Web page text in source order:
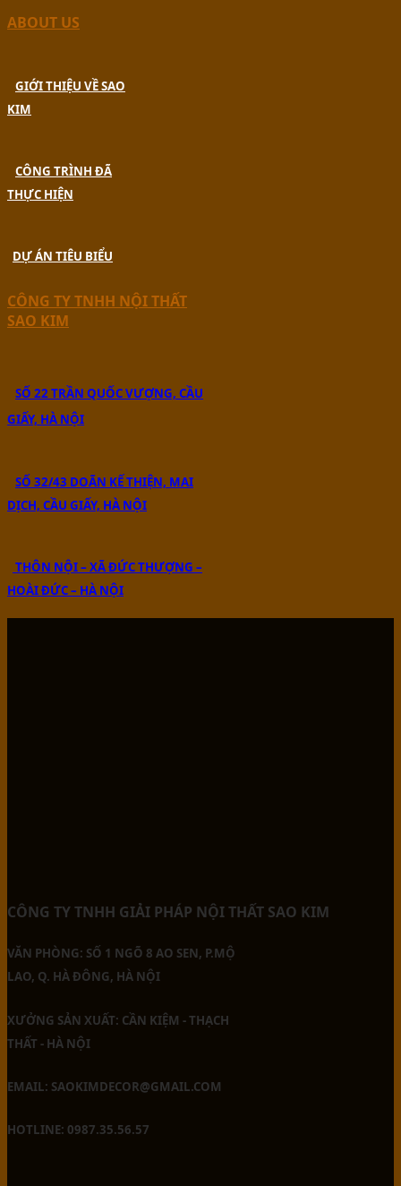
ABOUT US
GIỚI THIỆU VỀ SAO
KIM
CÔNG TRÌNH ĐÃ
THỰC HIỆN
DỰ ÁN TIÊU BIỂU
CÔNG TY TNHH NỘI THẤT
SAO KIM
SỐ 22 TRẦN QUỐC VƯỢNG, CẦU
GIẤY, HÀ NỘI
SỐ 32/43 DOÃN KẾ THIỆN, MAI
DỊCH, CẦU GIẤY, HÀ NỘI
THÔN NỘI – XÃ ĐỨC THƯỢNG –
HOÀI ĐỨC – HÀ NỘI
CÔNG TY TNHH GIẢI PHÁP NỘI THẤT SAO KIM
VĂN PHÒNG: SỐ 1 NGÕ 8 AO SEN, P.MỘ
LAO, Q. HÀ ĐÔNG, HÀ NỘI
XƯỞNG SẢN XUẤT: CẦN KIỆM - THẠCH
THẤT - HÀ NỘI
EMAIL: SAOKIMDECOR@GMAIL.COM
HOTLINE: 0987.35.56.57